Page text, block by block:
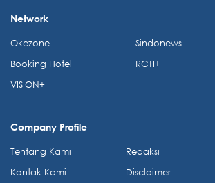
Network
Okezone
Booking Hotel
VISION+
Sindonews
RCTI+
Company Profile
Tentang Kami
Kontak Kami
Redaksi
Disclaimer